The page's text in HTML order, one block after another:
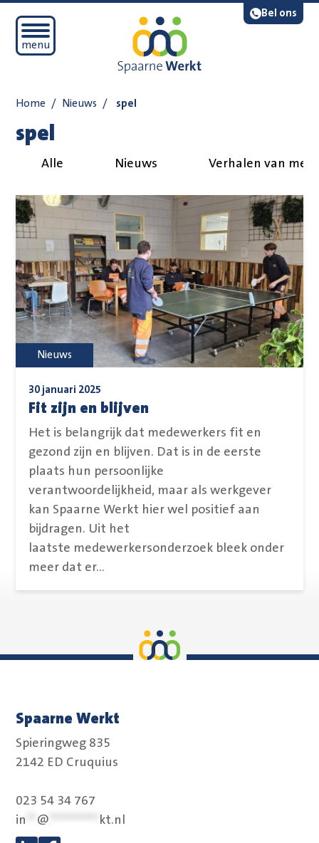
Bel ons
Open mobiel menu
menu
Lees voor
Home / Nieuws / spel
spel
Alle Nieuws Verhalen van
Fit zijn en blijven
30 januari 2025
Het is belangrijk dat medewerkers fit en
gezond zijn en blijven. Dat is in de eerste
plaats hun persoonlijke
verantwoordelijkheid, maar als werkgever
kan Spaarne Werkt hier wel positief aan
bijdragen. Uit het
laatste medewerkersonderzoek bleek onder
meer dat er...
Nieuws
Spaarne Werkt
Spieringweg 835
2142 ED Cruquius
023 54 34 767
in
@ kt.nl